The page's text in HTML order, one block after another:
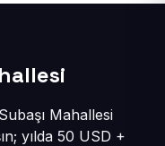
Mahallesi
yılda 50 USD +